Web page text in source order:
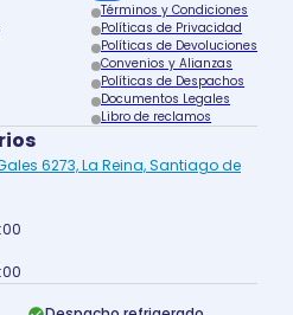
Términos y Condiciones
Políticas de Privacidad
Políticas de Devoluciones
Convenios y Alianzas
Políticas de Despachos
Documentos Legales
Libro de reclamos
6273, La Reina, Santiago de